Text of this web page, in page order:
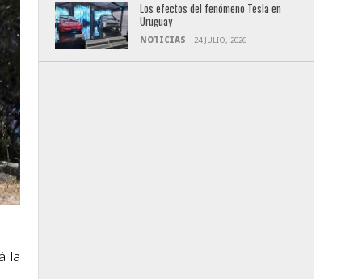
la
Los efectos del fenómeno Tesla en
Uruguay
NOTICIAS 24 JULIO, 2026